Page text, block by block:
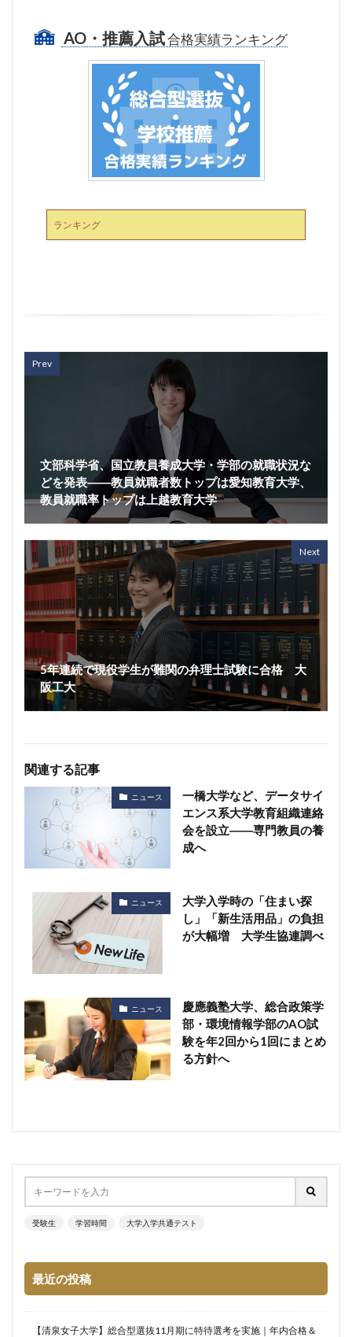
AO・推薦入試合格実績ランキング
ランキング
Prev
文部科学省、国立教員養成大学・学部の就職状況な
どを発表――教員就職者数トップは愛知教育大学、
教員就職率トップは上越教育大学
Next
5年連続で現役学生が難関の弁理士試験に合格 大
阪工大
関連する記事
ニュース
一橋大学など、データサイ
エンス系大学教育組織連絡
会を設立――専門教員の養
成へ
ニュース
大学入学時の「住まい探
し」「新生活用品」の負担
が大幅増 大学生協連調べ
ニュース
慶應義塾大学、総合政策学
部・環境情報学部のAO試
験を年2回から1回にまとめ
る方針へ
受験生 学習時間 大学入学共通テスト
最近の投稿
【清泉女子大学】総合型選抜11月期に特待選考を実施｜年内合格＆